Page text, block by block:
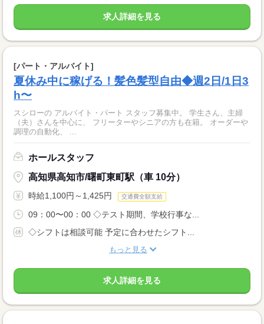
求人詳細を見る
[パート・アルバイト]
夏休み中に稼げる！髪色髪型自由◆週2日/1日3
h〜
スシローの アルバイト・パート スタッフ募集中。 学生さん、主婦
（夫）さんを中心に、 フリーターやシニアの方も在籍。 オーダーや
調理の自動化、 ...
ホールスタッフ
高知県高知市/曙町東町駅（車 10分）
時給1,100円～1,425円 交通費全額支給
09：00〜00：00 ◇テスト期間、学校行事な...
◇シフトは相談可能 予定に合わせたシフト...
もっと見る
求人詳細を見る